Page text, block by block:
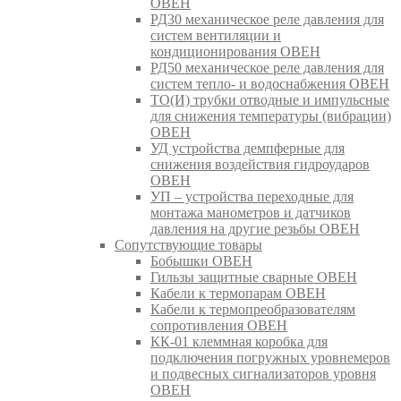
РД30 механическое реле давления для
систем вентиляции и
кондиционирования ОВЕН
РД50 механическое реле давления для
систем тепло- и водоснабжения ОВЕН
ТО(И) трубки отводные и импульсные
для снижения температуры (вибрации)
ОВЕН
УД устройства демпферные для
снижения воздействия гидроударов
ОВЕН
УП – устройства переходные для
монтажа манометров и датчиков
давления на другие резьбы ОВЕН
Сопутствующие товары
Бобышки ОВЕН
Гильзы защитные сварные ОВЕН
Кабели к термопарам ОВЕН
Кабели к термопреобразователям
сопротивления ОВЕН
КК-01 клеммная коробка для
подключения погружных уровнемеров
и подвесных сигнализаторов уровня
ОВЕН